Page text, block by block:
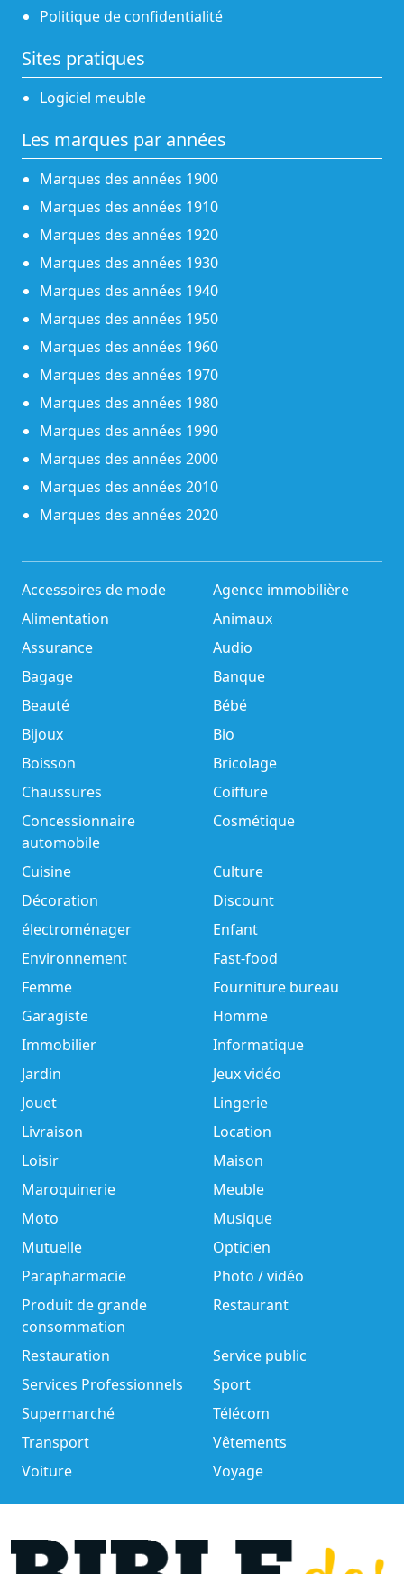
Politique de confidentialité
Sites pratiques
Logiciel meuble
Les marques par années
Marques des années 1900
Marques des années 1910
Marques des années 1920
Marques des années 1930
Marques des années 1940
Marques des années 1950
Marques des années 1960
Marques des années 1970
Marques des années 1980
Marques des années 1990
Marques des années 2000
Marques des années 2010
Marques des années 2020
Accessoires de mode
Agence immobilière
Alimentation
Animaux
Assurance
Audio
Bagage
Banque
Beauté
Bébé
Bijoux
Bio
Boisson
Bricolage
Chaussures
Coiffure
Concessionnaire
automobile
Cosmétique
Cuisine
Culture
Décoration
Discount
électroménager
Enfant
Environnement
Fast-food
Femme
Fourniture bureau
Garagiste
Homme
Immobilier
Informatique
Jardin
Jeux vidéo
Jouet
Lingerie
Livraison
Location
Loisir
Maison
Maroquinerie
Meuble
Moto
Musique
Mutuelle
Opticien
Parapharmacie
Photo / vidéo
Produit de grande
consommation
Restaurant
Restauration
Service public
Services Professionnels
Sport
Supermarché
Télécom
Transport
Vêtements
Voiture
Voyage